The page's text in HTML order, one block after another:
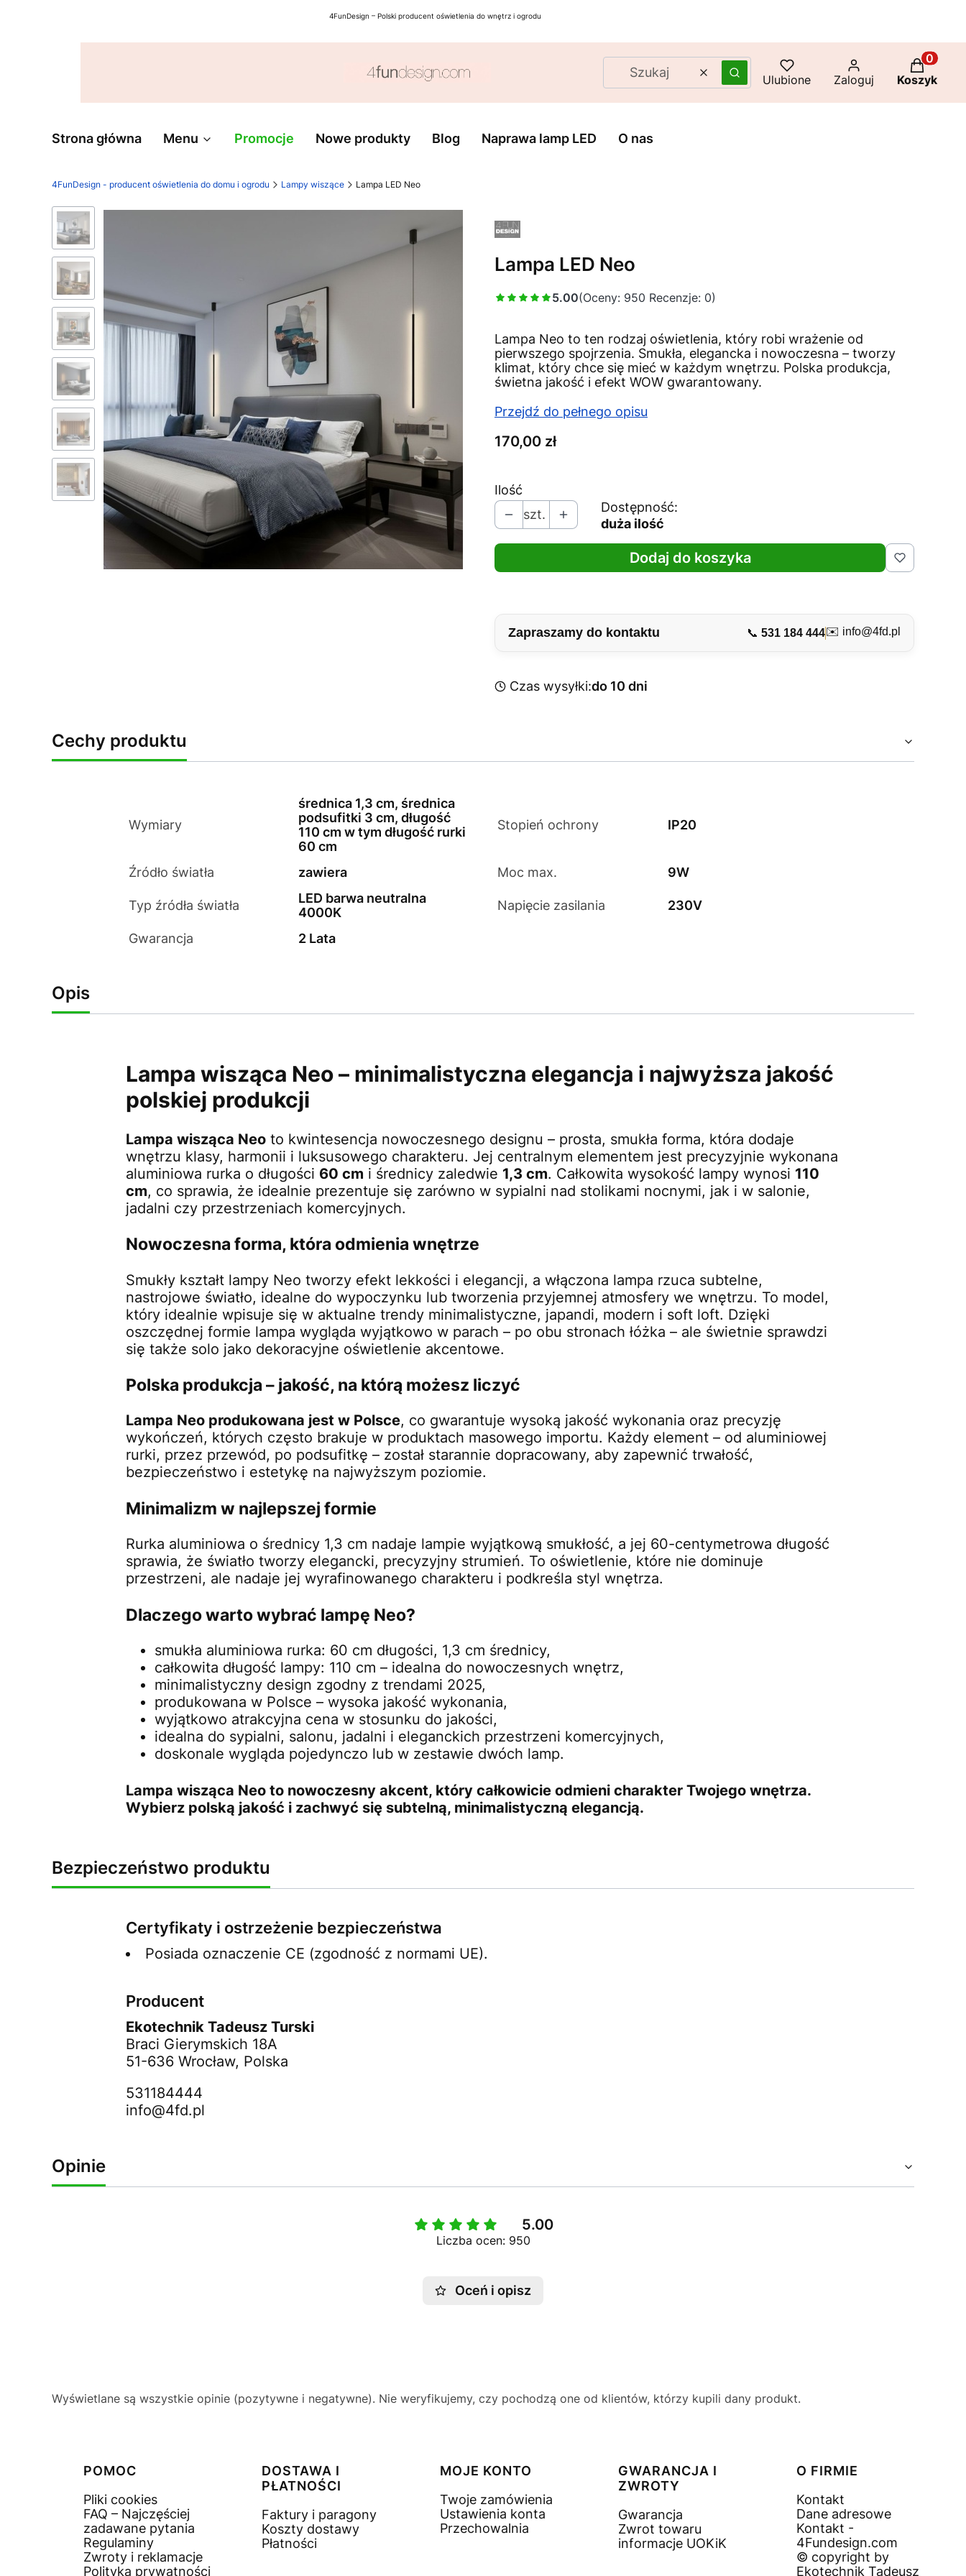
4FunDesign – Polski producent oświetlenia do wnętrz i ogrodu
WyczyśćSzukajUlubione Zaloguj Koszyk
Strona główna Menu Promocje Nowe produkty Blog Naprawa lamp LED O nas
4FunDesign - producent oświetlenia do domu i ogrodu Lampy wiszące Lampa LED Neo
Lampa LED Neo
5.00(Oceny: 950 Recenzje: 0)
Lampa Neo to ten rodzaj oświetlenia, który robi wrażenie od
pierwszego spojrzenia. Smukła, elegancka i nowoczesna – tworzy
klimat, który chce się mieć w każdym wnętrzu. Polska produkcja,
świetna jakość i efekt WOW gwarantowany.
Przejdź do pełnego opisu
Cena
170,00 zł
Ilość
szt.
Dostępność:
duża ilość
Dodaj do koszyka
Zapraszamy do kontaktu 📞 531 184 444✉️ info@4fd.pl
Czas wysyłki:do 10 dni
Cechy produktu
Wymiary
średnica 1,3 cm, średnica
podsufitki 3 cm, długość
110 cm w tym długość rurki
60 cm
Stopień ochrony IP20
Źródło światła zawiera Moc max. 9W
Typ źródła światła
LED barwa neutralna
4000K
Napięcie zasilania 230V
Gwarancja 2 Lata
Opis
Lampa wisząca Neo – minimalistyczna elegancja i najwyższa jakość
polskiej produkcji
Lampa wisząca Neoto kwintesencja nowoczesnego designu – prosta, smukła forma, która dodaje
wnętrzu klasy, harmonii i luksusowego charakteru. Jej centralnym elementem jest precyzyjnie wykonana
aluminiowa rurka o długości 60 cm i średnicy zaledwie 1,3 cm. Całkowita wysokość lampy wynosi 110
cm, co sprawia, że idealnie prezentuje się zarówno w sypialni nad stolikami nocnymi, jak i w salonie,
jadalni czy przestrzeniach komercyjnych.
Nowoczesna forma, która odmienia wnętrze
Smukły kształt lampy Neo tworzy efekt lekkości i elegancji, a włączona lampa rzuca subtelne,
nastrojowe światło, idealne do wypoczynku lub tworzenia przyjemnej atmosfery we wnętrzu. To model,
który idealnie wpisuje się w aktualne trendy minimalistyczne, japandi, modern i soft loft. Dzięki
oszczędnej formie lampa wygląda wyjątkowo w parach – po obu stronach łóżka – ale świetnie sprawdzi
się także solo jako dekoracyjne oświetlenie akcentowe.
Polska produkcja – jakość, na którą możesz liczyć
Lampa Neo produkowana jest w Polsce, co gwarantuje wysoką jakość wykonania oraz precyzję
wykończeń, których często brakuje w produktach masowego importu. Każdy element – od aluminiowej
rurki, przez przewód, po podsufitkę – został starannie dopracowany, aby zapewnić trwałość,
bezpieczeństwo i estetykę na najwyższym poziomie.
Minimalizm w najlepszej formie
Rurka aluminiowa o średnicy 1,3 cm nadaje lampie wyjątkową smukłość, a jej 60-centymetrowa długość
sprawia, że światło tworzy elegancki, precyzyjny strumień. To oświetlenie, które nie dominuje
przestrzeni, ale nadaje jej wyrafinowanego charakteru i podkreśla styl wnętrza.
Dlaczego warto wybrać lampę Neo?
smukła aluminiowa rurka: 60 cm długości, 1,3 cm średnicy,
całkowita długość lampy: 110 cm – idealna do nowoczesnych wnętrz,
minimalistyczny design zgodny z trendami 2025,
produkowana w Polsce – wysoka jakość wykonania,
wyjątkowo atrakcyjna cena w stosunku do jakości,
idealna do sypialni, salonu, jadalni i eleganckich przestrzeni komercyjnych,
doskonale wygląda pojedynczo lub w zestawie dwóch lamp.
Lampa wisząca Neo to nowoczesny akcent, który całkowicie odmieni charakter Twojego wnętrza.
Wybierz polską jakość i zachwyć się subtelną, minimalistyczną elegancją.
Bezpieczeństwo produktu
Certyfikaty i ostrzeżenie bezpieczeństwa
Posiada oznaczenie CE (zgodność z normami UE).
Producent
Ekotechnik Tadeusz Turski
Braci Gierymskich 18A
51-636 Wrocław, Polska
531184444
info@4fd.pl
Opinie
5.00
Liczba ocen: 950
Oceń i opisz
Wyświetlane są wszystkie opinie (pozytywne i negatywne). Nie weryfikujemy, czy pochodzą one od klientów, którzy kupili dany produkt.
Linki w stopce
POMOC
Pliki cookies
FAQ – Najczęściej
zadawane pytania
Regulaminy
Zwroty i reklamacje
Polityka prywatności
DOSTAWA I
PŁATNOŚCI
Faktury i paragony
Koszty dostawy
Płatności
MOJE KONTO
Twoje zamówienia
Ustawienia konta
Przechowalnia
GWARANCJA I
ZWROTY
Gwarancja
Zwrot towaru
informacje UOKiK
O FIRMIE
Kontakt
Dane adresowe
Kontakt -
4Fundesign.com
© copyright by
Ekotechnik Tadeusz